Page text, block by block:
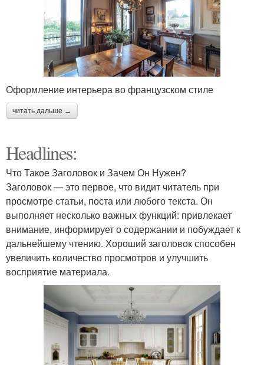
Оформление интерьера во французском стиле
читать дальше →
Headlines:
Что Такое Заголовок и Зачем Он Нужен?
Заголовок — это первое, что видит читатель при
просмотре статьи, поста или любого текста. Он
выполняет несколько важных функций: привлекает
внимание, информирует о содержании и побуждает к
дальнейшему чтению. Хороший заголовок способен
увеличить количество просмотров и улучшить
восприятие материала.